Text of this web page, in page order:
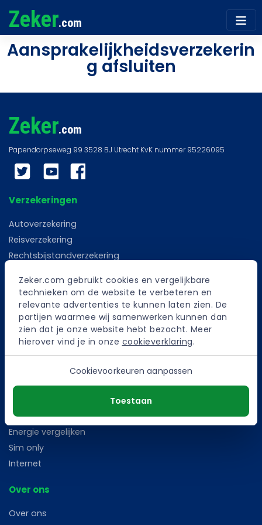
Zeker.com gebruikt cookies en vergelijkbare
technieken om de website te verbeteren en
relevante advertenties te kunnen laten zien. De
partijen waarmee wij samenwerken kunnen dan
zien dat je onze website hebt bezocht. Meer
hierover vind je in onze cookieverklaring.
Cookievoorkeuren aanpassen
Toestaan
Zeker.com
Aansprakelijkheidsverzekerin
g afsluiten​
Zeker.com
Twitter YouTube
Verzekeringen
Autoverzekering
Reisverzekering
Rechtsbijstandverzekering
Kapitaalverzekering
AOV verzekeringen
Fietsverzekering
Woonlastenverzekering
Scooterverzekering
Caravanverzekering
Energie vergelijken
Sim only
Internet
Over ons
Over ons